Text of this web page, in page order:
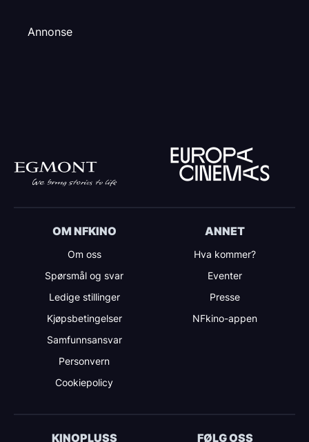
Annonse
OM NFKINO
Om oss
Spørsmål og svar
Ledige stillinger
Kjøpsbetingelser
Samfunnsansvar
Personvern
Cookiepolicy
ANNET
Hva kommer?
Eventer
Presse
NFkino-appen
KINOPLUSS FØLG OSS